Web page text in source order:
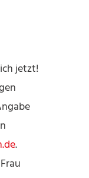
jetzt!
.